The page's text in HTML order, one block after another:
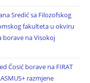
Sredić sa Filozofskog
fakulteta u okviru
borave na Visokoj
Ćosić borave na FIRAT
razmjene